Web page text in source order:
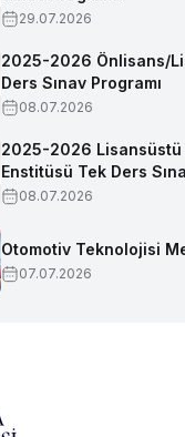
29.07.2026
2025-2026 Önlisans/
Ders Sınav Programı
08.07.2026
2025-2026 Lisansüstü
Enstitüsü Tek Ders
08.07.2026
Otomotiv Teknolojisi
07.07.2026